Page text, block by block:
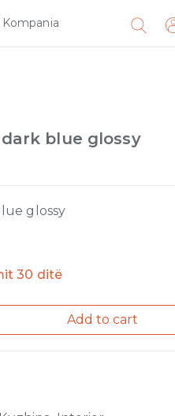
Kompania
Search
for:
blue glossy
glossy
30 ditë
Add to cart